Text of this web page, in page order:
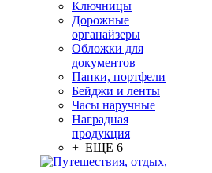
Ключницы
Дорожные
органайзеры
Обложки для
документов
Папки, портфели
Бейджи и ленты
Часы наручные
Наградная
продукция
+ ЕЩЕ 6